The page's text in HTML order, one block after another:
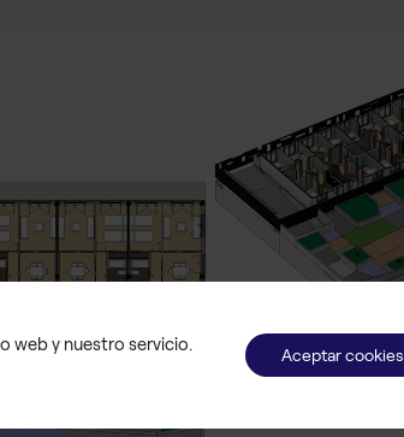
web y nuestro servicio.
Aceptar cookies